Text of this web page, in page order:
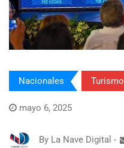
Nacionales Turismo
mayo 6, 2025
By La Nave Digital -